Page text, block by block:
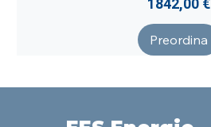
1842,00 €
Preordina